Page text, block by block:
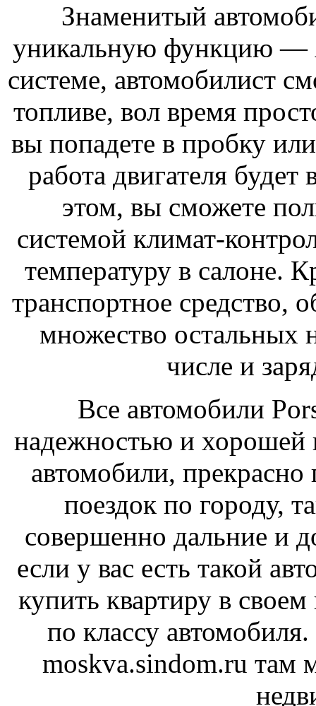
Знаменитый
уникальную функцию —
системе, автомобилист
топливе, вол время
вы попадете в пробку
работа двигателя
этом, вы сможете
системой климат-
температуру в салоне.
транспортное средство,
множество остальных
числе и
Все автомобили
надежностью и хорошей
автомобили,
поездок по городу,
совершенно дальние и
если у вас есть такой
купить квартиру в своем
по классу
moskva.sindom.ru там